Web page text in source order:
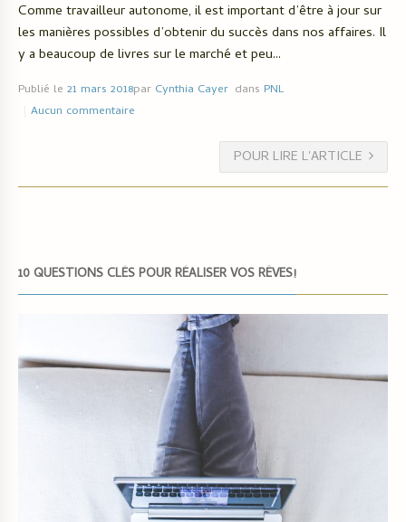
Comme travailleur autonome, il est important d’être à jour sur
les manières possibles d’obtenir du succès dans nos affaires. Il
y a beaucoup de livres sur le marché et peu...
Publié le 21 mars 2018par Cynthia Cayer dans PNL
Aucun commentaire
POUR LIRE L'ARTICLE
10 QUESTIONS CLÉS POUR RÉALISER VOS RÊVES!